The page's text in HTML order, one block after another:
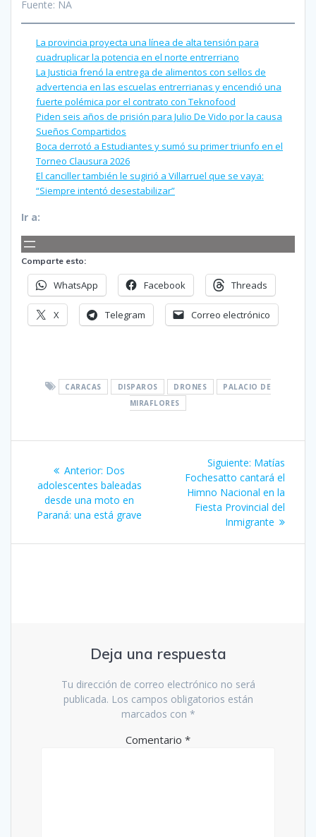
Fuente: NA
La provincia proyecta una línea de alta tensión para
cuadruplicar la potencia en el norte entrerriano
La Justicia frenó la entrega de alimentos con sellos de
advertencia en las escuelas entrerrianas y encendió una
fuerte polémica por el contrato con Teknofood
Piden seis años de prisión para Julio De Vido por la causa
Sueños Compartidos
Boca derrotó a Estudiantes y sumó su primer triunfo en el
Torneo Clausura 2026
El canciller también le sugirió a Villarruel que se vaya:
“Siempre intentó desestabilizar”
Ir a:
Comparte esto:
WhatsApp Facebook Threads
X Telegram Correo electrónico
CARACAS DISPAROS DRONES
PALACIO DE
MIRAFLORES
de
entradas
Anterior: Entrada
anterior:
Dos
adolescentes baleadas
desde una moto en
Paraná: una está grave
Siguiente: Siguiente
entrada:
Matías
Fochesatto cantará el
Himno Nacional en la
Fiesta Provincial del
Inmigrante
Deja una respuesta
Tu dirección de correo electrónico no será
publicada. Los campos obligatorios están
marcados con *
Comentario *